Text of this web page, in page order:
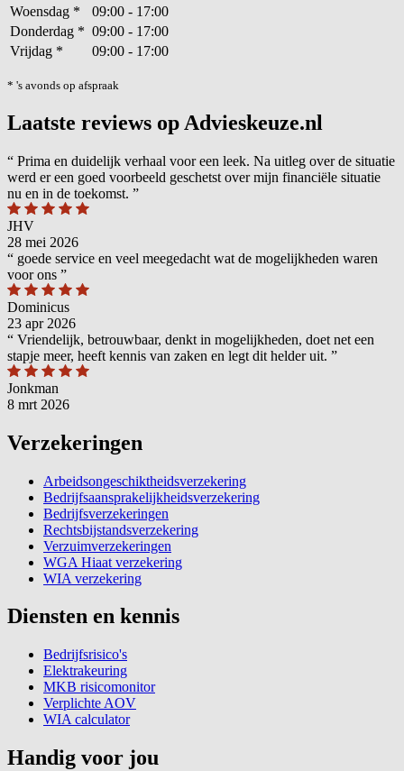
Woensdag *
09:00 - 17:00
Donderdag * 09:00 - 17:00
Vrijdag * 09:00 - 17:00
* 's avonds op afspraak
Laatste reviews op Advieskeuze.nl
“ Prima en duidelijk verhaal voor een leek. Na uitleg over de situatie
werd er een goed voorbeeld geschetst over mijn financiële situatie
nu en in de toekomst. ”
JHV
28 mei 2026
“ goede service en veel meegedacht wat de mogelijkheden waren
voor ons ”
Dominicus
23 apr 2026
“ Vriendelijk, betrouwbaar, denkt in mogelijkheden, doet net een
stapje meer, heeft kennis van zaken en legt dit helder uit. ”
Jonkman
8 mrt 2026
Verzekeringen
Arbeidsongeschiktheidsverzekering
Bedrijfsaansprakelijkheidsverzekering
Bedrijfsverzekeringen
Rechtsbijstandsverzekering
Verzuimverzekeringen
WGA Hiaat verzekering
WIA verzekering
Diensten en kennis
Bedrijfsrisico's
Elektrakeuring
MKB risicomonitor
Verplichte AOV
WIA calculator
Handig voor jou